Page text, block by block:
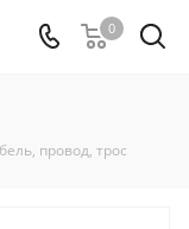
0
провод, трос